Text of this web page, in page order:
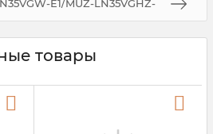
E1/MUZ-LN35VGHZ-
товары